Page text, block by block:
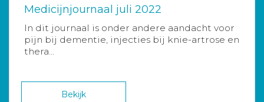
Medicijnjournaal juli 2022
In dit journaal is onder andere aandacht voor
pijn bij dementie, injecties bij knie-artrose en
thera...
Bekijk